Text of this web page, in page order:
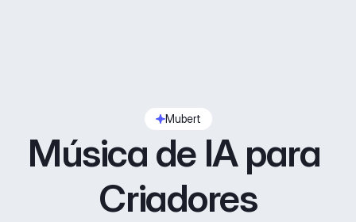
Mubert
Música de IA para
Criadores